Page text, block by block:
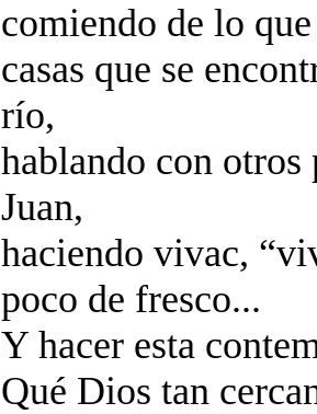
comiendo de lo
casas que se
río,
hablando con otros
Juan,
haciendo vivac,
poco de fresco...
Y hacer esta
Qué Dios tan